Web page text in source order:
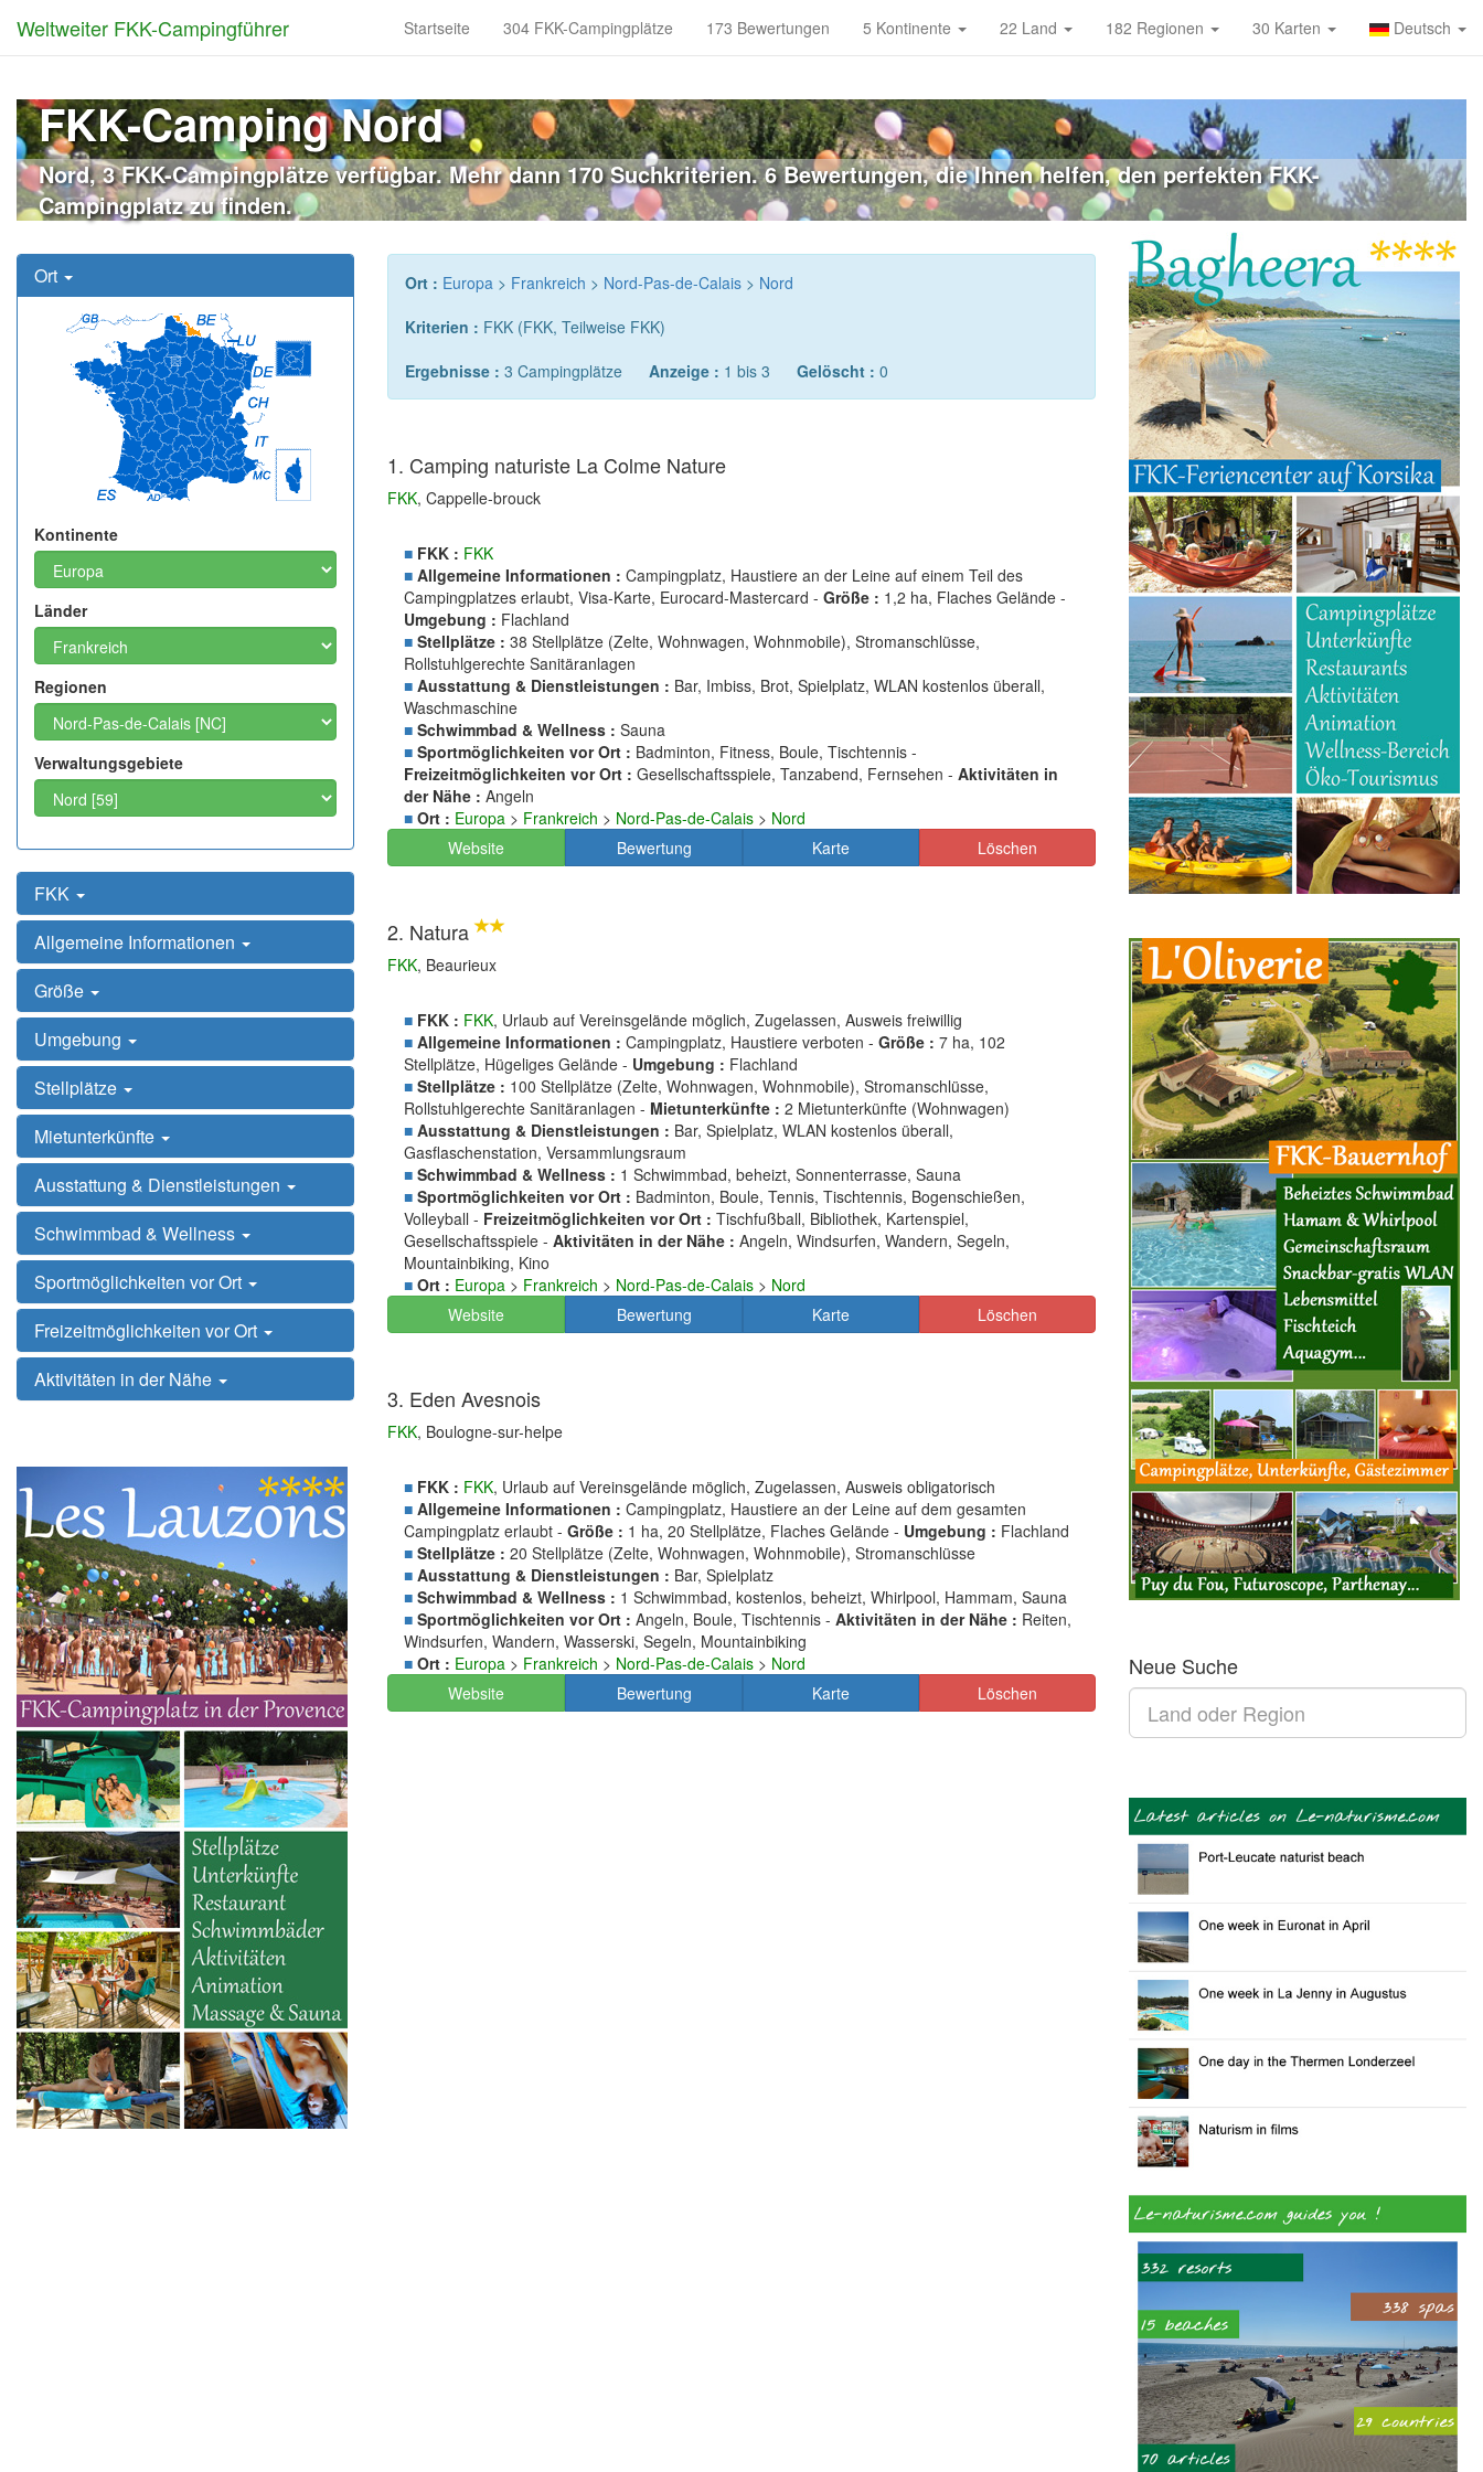
Weltweiter FKK-Campingführer Startseite 304 FKK-Campingplätze 173 Bewertungen 5 Kontinente 22 Land 182 Regionen 30 Karten Deutsch
FKK-Camping Nord
Nord, 3 FKK-Campingplätze verfügbar. Mehr dann 170 Suchkriterien. 6 Bewertungen, die Ihnen helfen, den perfekten FKK-
Campingplatz zu finden.
Ort
Kontinente
Länder
Regionen
Verwaltungsgebiete
FKK
Allgemeine Informationen
Größe
Umgebung
Stellplätze
Mietunterkünfte
Ausstattung & Dienstleistungen
Schwimmbad & Wellness
Sportmöglichkeiten vor Ort
Freizeitmöglichkeiten vor Ort
Aktivitäten in der Nähe
Ort : Europa > Frankreich > Nord-Pas-de-Calais > Nord
Kriterien : FKK (FKK, Teilweise FKK)
Ergebnisse : 3 Campingplätze Anzeige : 1 bis 3 Gelöscht : 0
1. Camping naturiste La Colme Nature
FKK, Cappelle-brouck
■ FKK : FKK
■ Allgemeine Informationen : Campingplatz, Haustiere an der Leine auf einem Teil des
Campingplatzes erlaubt, Visa-Karte, Eurocard-Mastercard - Größe : 1,2 ha, Flaches Gelände -
Umgebung : Flachland
■ Stellplätze : 38 Stellplätze (Zelte, Wohnwagen, Wohnmobile), Stromanschlüsse,
Rollstuhlgerechte Sanitäranlagen
■ Ausstattung & Dienstleistungen : Bar, Imbiss, Brot, Spielplatz, WLAN kostenlos überall,
Waschmaschine
■ Schwimmbad & Wellness : Sauna
■ Sportmöglichkeiten vor Ort : Badminton, Fitness, Boule, Tischtennis -
Freizeitmöglichkeiten vor Ort : Gesellschaftsspiele, Tanzabend, Fernsehen - Aktivitäten in
der Nähe : Angeln
■ Ort : Europa > Frankreich > Nord-Pas-de-Calais > Nord
Website
Bewertung Karte Löschen
2. Natura
FKK, Beaurieux
■ FKK : FKK, Urlaub auf Vereinsgelände möglich, Zugelassen, Ausweis freiwillig
■ Allgemeine Informationen : Campingplatz, Haustiere verboten - Größe : 7 ha, 102
Stellplätze, Hügeliges Gelände - Umgebung : Flachland
■ Stellplätze : 100 Stellplätze (Zelte, Wohnwagen, Wohnmobile), Stromanschlüsse,
Rollstuhlgerechte Sanitäranlagen - Mietunterkünfte : 2 Mietunterkünfte (Wohnwagen)
■ Ausstattung & Dienstleistungen : Bar, Spielplatz, WLAN kostenlos überall,
Gasflaschenstation, Versammlungsraum
■ Schwimmbad & Wellness : 1 Schwimmbad, beheizt, Sonnenterrasse, Sauna
■ Sportmöglichkeiten vor Ort : Badminton, Boule, Tennis, Tischtennis, Bogenschießen,
Volleyball - Freizeitmöglichkeiten vor Ort : Tischfußball, Bibliothek, Kartenspiel,
Gesellschaftsspiele - Aktivitäten in der Nähe : Angeln, Windsurfen, Wandern, Segeln,
Mountainbiking, Kino
■ Ort : Europa > Frankreich > Nord-Pas-de-Calais > Nord
Website
Bewertung Karte Löschen
3. Eden Avesnois
FKK, Boulogne-sur-helpe
■ FKK : FKK, Urlaub auf Vereinsgelände möglich, Zugelassen, Ausweis obligatorisch
■ Allgemeine Informationen : Campingplatz, Haustiere an der Leine auf dem gesamten
Campingplatz erlaubt - Größe : 1 ha, 20 Stellplätze, Flaches Gelände - Umgebung : Flachland
■ Stellplätze : 20 Stellplätze (Zelte, Wohnwagen, Wohnmobile), Stromanschlüsse
■ Ausstattung & Dienstleistungen : Bar, Spielplatz
■ Schwimmbad & Wellness : 1 Schwimmbad, kostenlos, beheizt, Whirlpool, Hammam, Sauna
■ Sportmöglichkeiten vor Ort : Angeln, Boule, Tischtennis - Aktivitäten in der Nähe : Reiten,
Windsurfen, Wandern, Wasserski, Segeln, Mountainbiking
■ Ort : Europa > Frankreich > Nord-Pas-de-Calais > Nord
Website
Bewertung Karte Löschen
Neue Suche